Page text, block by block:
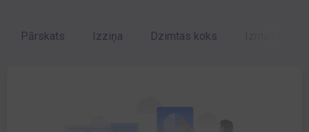
Pārskats Izziņa Dzimtas koks